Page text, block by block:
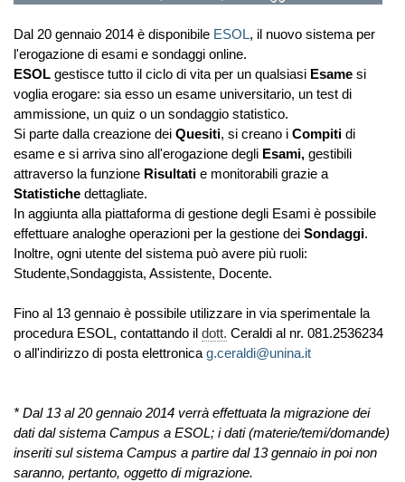
Dal 20 gennaio 2014 è disponibile ESOL, il nuovo sistema per
l'erogazione di esami e sondaggi online.
ESOL gestisce tutto il ciclo di vita per un qualsiasi Esame si
voglia erogare: sia esso un esame universitario, un test di
ammissione, un quiz o un sondaggio statistico.
Si parte dalla creazione dei Quesiti, si creano i Compiti di
esame e si arriva sino all'erogazione degli Esami, gestibili
attraverso la funzione Risultati e monitorabili grazie a
Statistiche dettagliate.
In aggiunta alla piattaforma di gestione degli Esami è possibile
effettuare analoghe operazioni per la gestione dei Sondaggi.
Inoltre, ogni utente del sistema può avere più ruoli:
Studente,Sondaggista, Assistente, Docente.
Fino al 13 gennaio è possibile utilizzare in via sperimentale la
procedura ESOL, contattando il dott. Ceraldi al nr. 081.2536234
o all'indirizzo di posta elettronica g.ceraldi@unina.it
* Dal 13 al 20 gennaio 2014 verrà effettuata la migrazione dei
dati dal sistema Campus a ESOL; i dati (materie/temi/domande)
inseriti sul sistema Campus a partire dal 13 gennaio in poi non
saranno, pertanto, oggetto di migrazione.